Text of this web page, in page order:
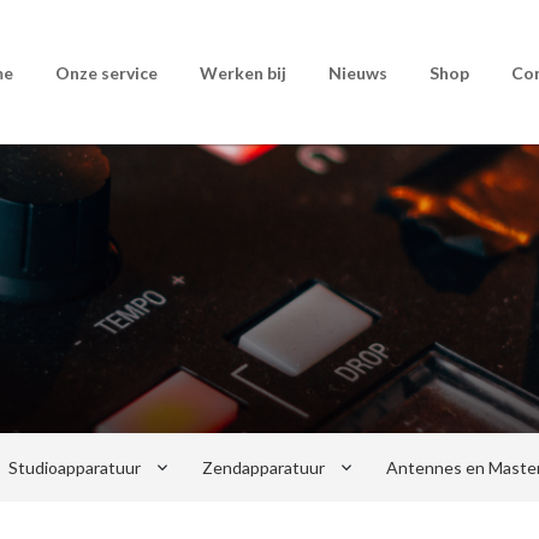
Onze service Werken bij Nieuws Shop
Studioapparatuur keyboard_arrow_down Zendapparatuur keyboard_arrow_down Antennes en